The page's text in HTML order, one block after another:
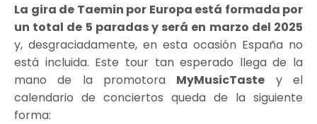
La gira de Taemin por Europa está formada por
un total de 5 paradas y será en marzo del 2025
y, desgraciadamente, en esta ocasión España no
está incluida. Este tour tan esperado llega de la
mano de la promotora MyMusicTaste y el
calendario de conciertos queda de la siguiente
forma: